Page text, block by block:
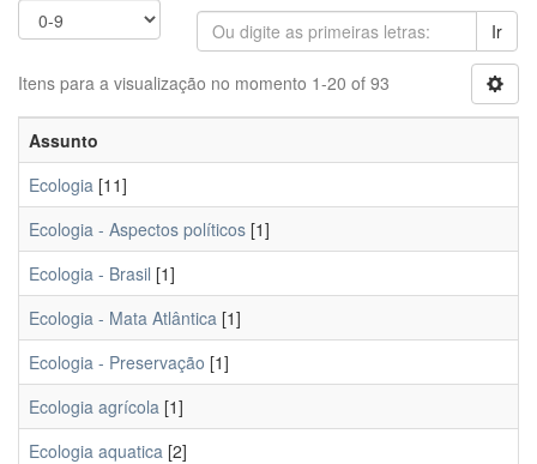
Ir
Itens para a visualização no momento 1-20 of 93
Assunto
Ecologia [11]
Ecologia - Aspectos políticos [1]
Ecologia - Brasil [1]
Ecologia - Mata Atlântica [1]
Ecologia - Preservação [1]
Ecologia agrícola [1]
Ecologia aquatica [2]